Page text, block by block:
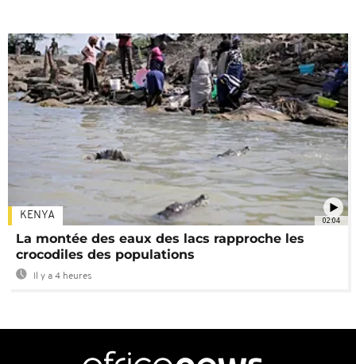
02:04
KENYA
La montée des eaux des lacs rapproche les
crocodiles des populations
Il y a 4 heures